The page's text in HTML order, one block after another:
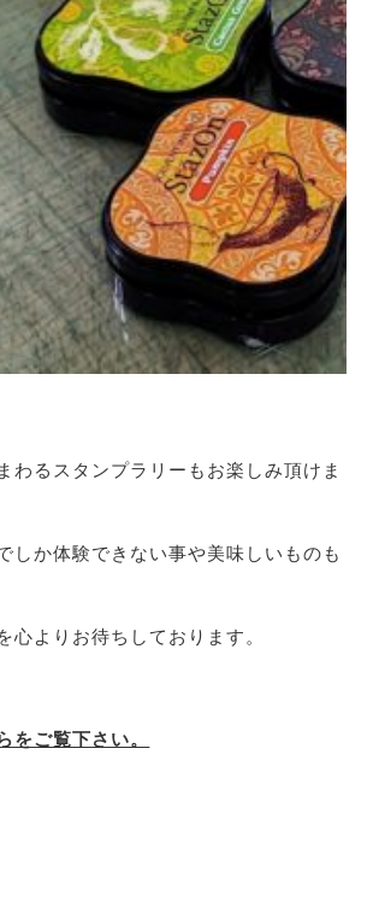
わるスタンプラリーもお楽しみ頂けま
しか体験できない事や美味しいものも
心よりお待ちしております。
をご覧下さい。